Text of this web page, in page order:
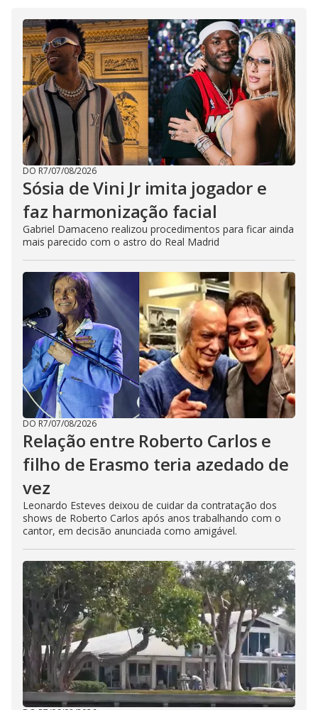
DO R7/07/08/2026
Sósia de Vini Jr imita jogador e
faz harmonização facial
Gabriel Damaceno realizou procedimentos para ficar ainda
mais parecido com o astro do Real Madrid
DO R7/07/08/2026
Relação entre Roberto Carlos e
filho de Erasmo teria azedado de
vez
Leonardo Esteves deixou de cuidar da contratação dos
shows de Roberto Carlos após anos trabalhando com o
cantor, em decisão anunciada como amigável.